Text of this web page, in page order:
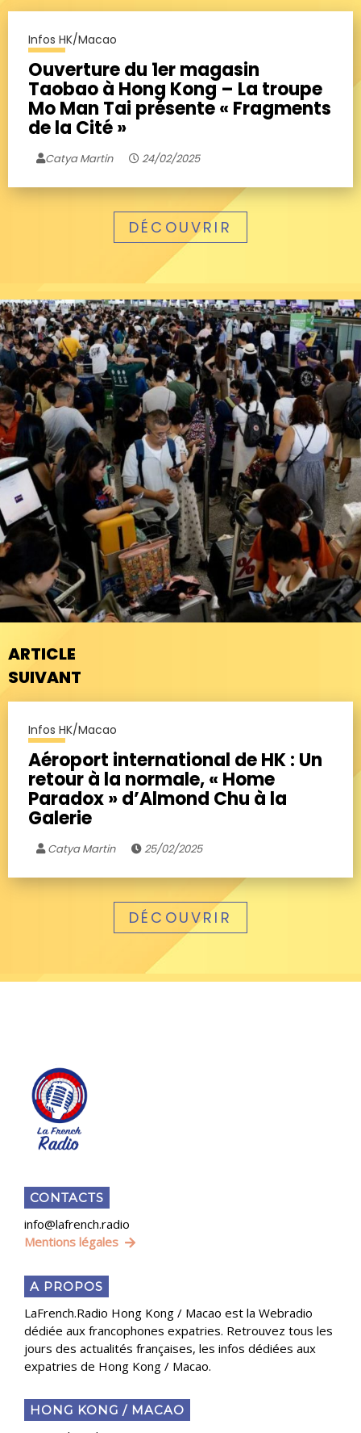
Infos HK/Macao
Ouverture du 1er magasin
Taobao à Hong Kong – La troupe
Mo Man Tai présente « Fragments
de la Cité »
Catya Martin 24/02/2025
DÉCOUVRIR
ARTICLE
SUIVANT
Infos HK/Macao
Aéroport international de HK : Un
retour à la normale, « Home
Paradox » d’Almond Chu à la
Galerie
Catya Martin 25/02/2025
DÉCOUVRIR
CONTACTS
info@lafrench.radio
Mentions légales
A PROPOS
LaFrench.Radio Hong Kong / Macao est la Webradio
dédiée aux francophones expatries. Retrouvez tous les
jours des actualités françaises, les infos dédiées aux
expatries de Hong Kong / Macao.
HONG KONG / MACAO